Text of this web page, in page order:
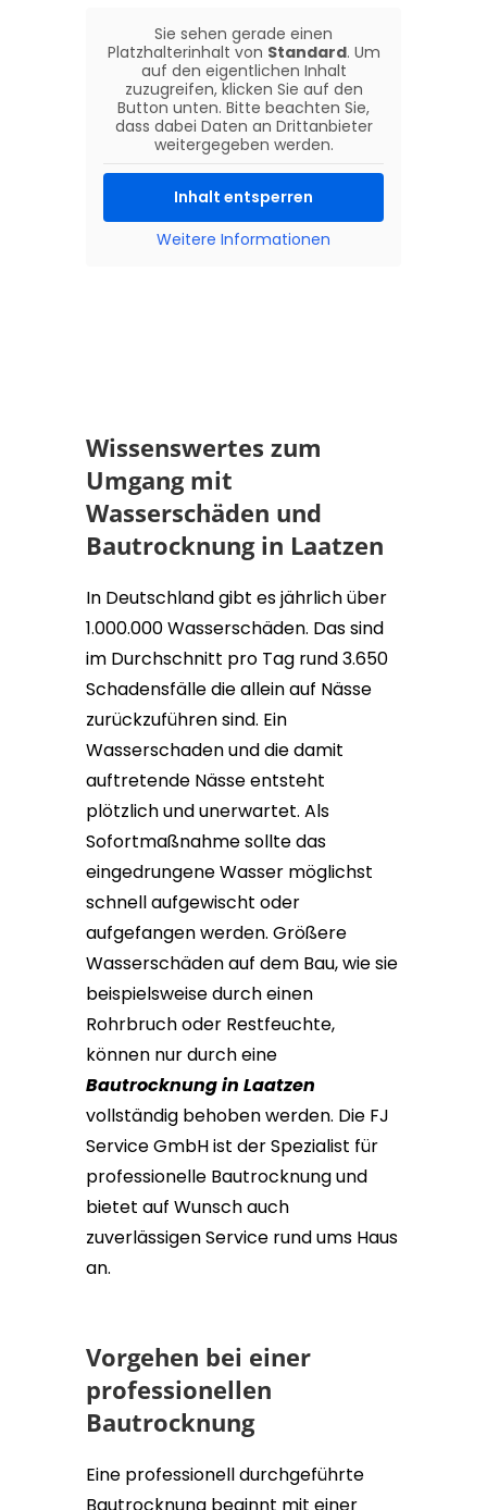
Sie sehen gerade einen
Platzhalterinhalt von Standard. Um
auf den eigentlichen Inhalt
zuzugreifen, klicken Sie auf den
Button unten. Bitte beachten Sie,
dass dabei Daten an Drittanbieter
weitergegeben werden.
Inhalt entsperren
Weitere Informationen
Wissenswertes zum
Umgang mit
Wasserschäden und
Bautrocknung in Laatzen
In Deutschland gibt es jährlich über
1.000.000 Wasserschäden. Das sind
im Durchschnitt pro Tag rund 3.650
Schadensfälle die allein auf Nässe
zurückzuführen sind. Ein
Wasserschaden und die damit
auftretende Nässe entsteht
plötzlich und unerwartet. Als
Sofortmaßnahme sollte das
eingedrungene Wasser möglichst
schnell aufgewischt oder
aufgefangen werden. Größere
Wasserschäden auf dem Bau, wie sie
beispielsweise durch einen
Rohrbruch oder Restfeuchte,
können nur durch eine
Bautrocknung in Laatzen
vollständig behoben werden. Die FJ
Service GmbH ist der Spezialist für
professionelle Bautrocknung und
bietet auf Wunsch auch
zuverlässigen Service rund ums Haus
an.
Vorgehen bei einer
professionellen
Bautrocknung
Eine professionell durchgeführte